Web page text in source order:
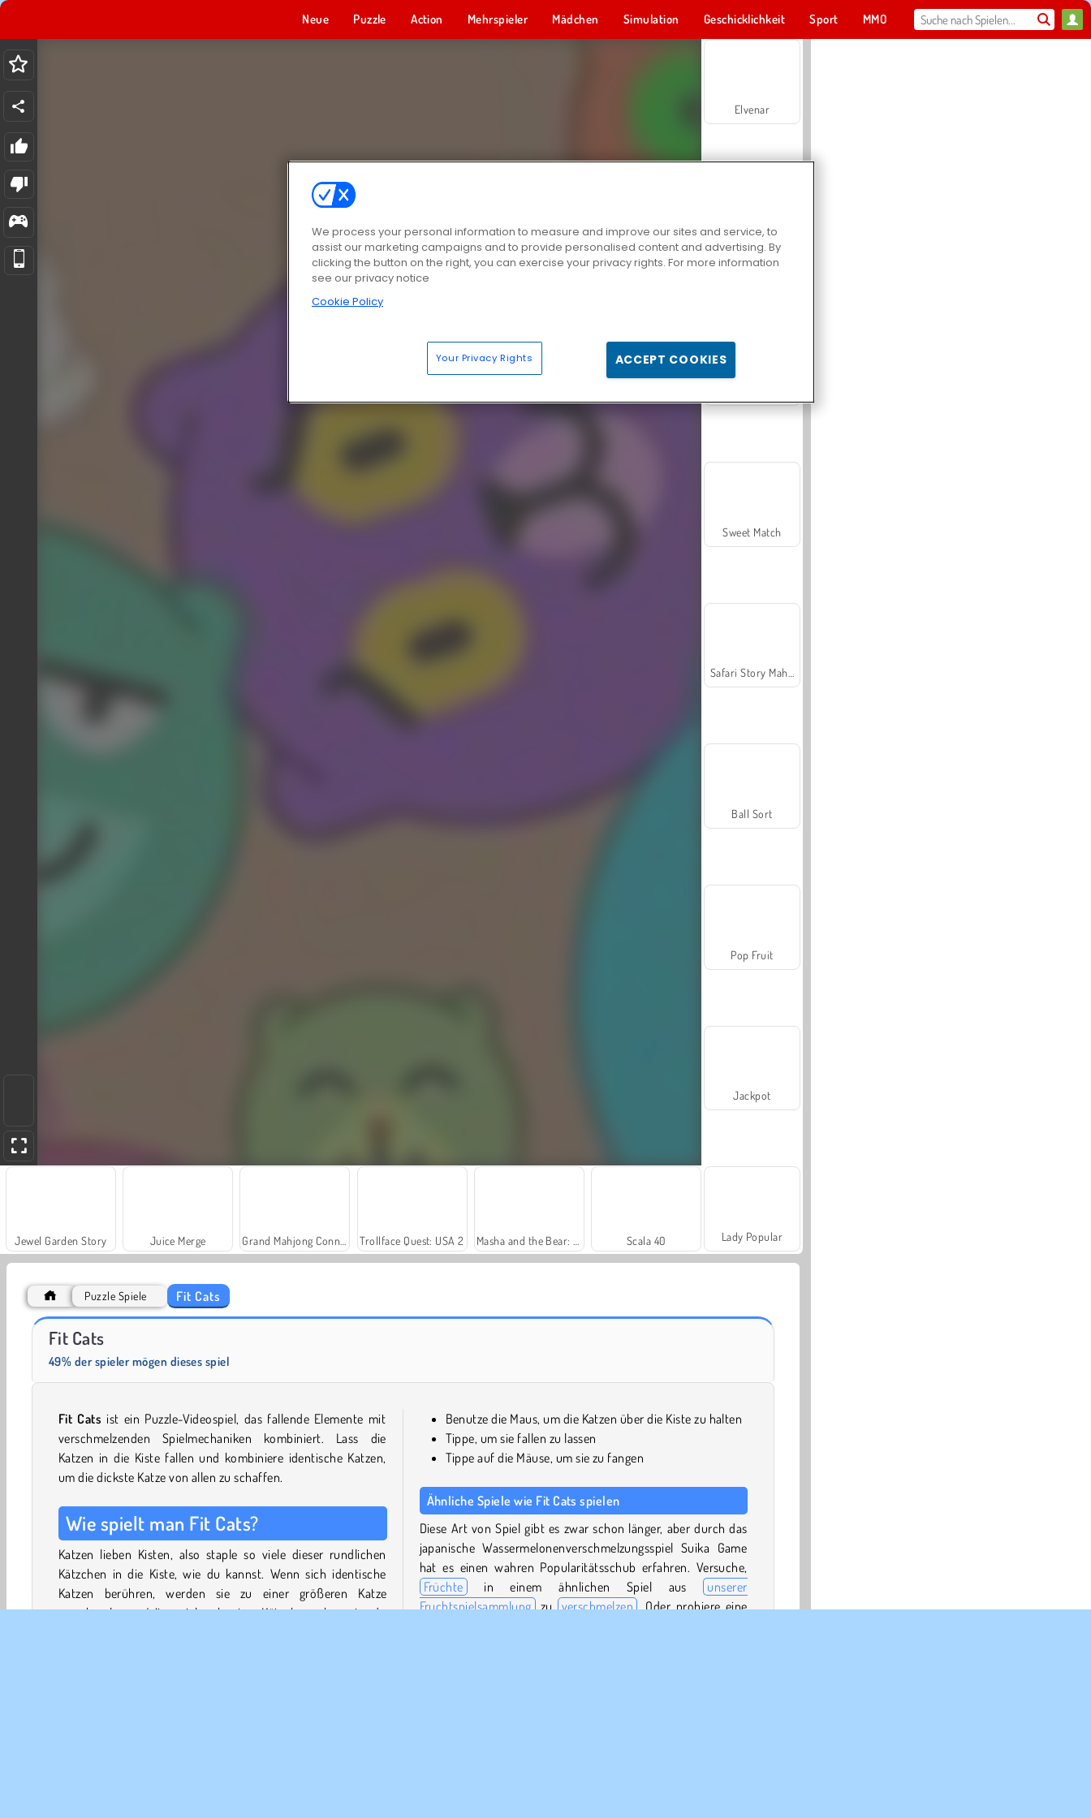
Neue Puzzle Action Mehrspieler Mädchen Simulation Geschicklichkeit Sport MMO
Jewel Garden Story Juice Merge Trollface Quest: USA 2 Scala 40
Solitaire Social
Elvenar
Sweet Match
Safari Story Mahjong
Ball Sort
Pop Fruit
Jackpot
Lady Popular
Puzzle Spiele Fit Cats
Fit Cats
49% der spieler mögen dieses spiel
Fit Cats ist ein Puzzle-Videospiel, das fallende Elemente mit
verschmelzenden Spielmechaniken kombiniert. Lass die
Katzen in die Kiste fallen und kombiniere identische Katzen,
um die dickste Katze von allen zu schaffen.
Wie spielt man Fit Cats?
Katzen lieben Kisten, also staple so viele dieser rundlichen
Kätzchen in die Kiste, wie du kannst. Wenn sich identische
Katzen berühren, werden sie zu einer größeren Katze
verschmelzen. Wie viele bunte Kätzchen kannst du
Benutze die Maus, um die Katzen über die Kiste zu halten
Tippe, um sie fallen zu lassen
Tippe auf die Mäuse, um sie zu fangen
Ähnliche Spiele wie Fit Cats spielen
Diese Art von Spiel gibt es zwar schon länger, aber durch das
japanische Wassermelonenverschmelzungsspiel Suika Game
hat es einen wahren Popularitätsschub erfahren. Versuche,
Früchte
in einem ähnlichen Spiel aus
unserer
Fruchtspielsammlung zu verschmelzen . Oder probiere eine
We process your personal information to measure and improve our sites and service, to
assist our marketing campaigns and to provide personalised content and advertising. By
clicking the button on the right, you can exercise your privacy rights. For more information
see our privacy notice
Cookie Policy
Your Privacy Rights ACCEPT COOKIES